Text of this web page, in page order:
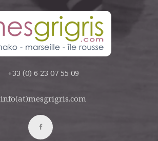
+33 (0) 6 23 07 55 09
info(at)mesgrigris.com